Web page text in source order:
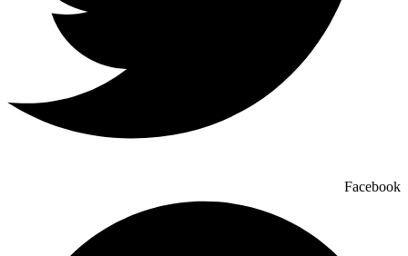
Facebook